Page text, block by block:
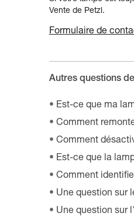
Vente de Petzl.
Formulaire de
Autres questions
Est-ce que ma
Comment
Comment
Est-ce que la
Comment
Une question sur
Une question sur